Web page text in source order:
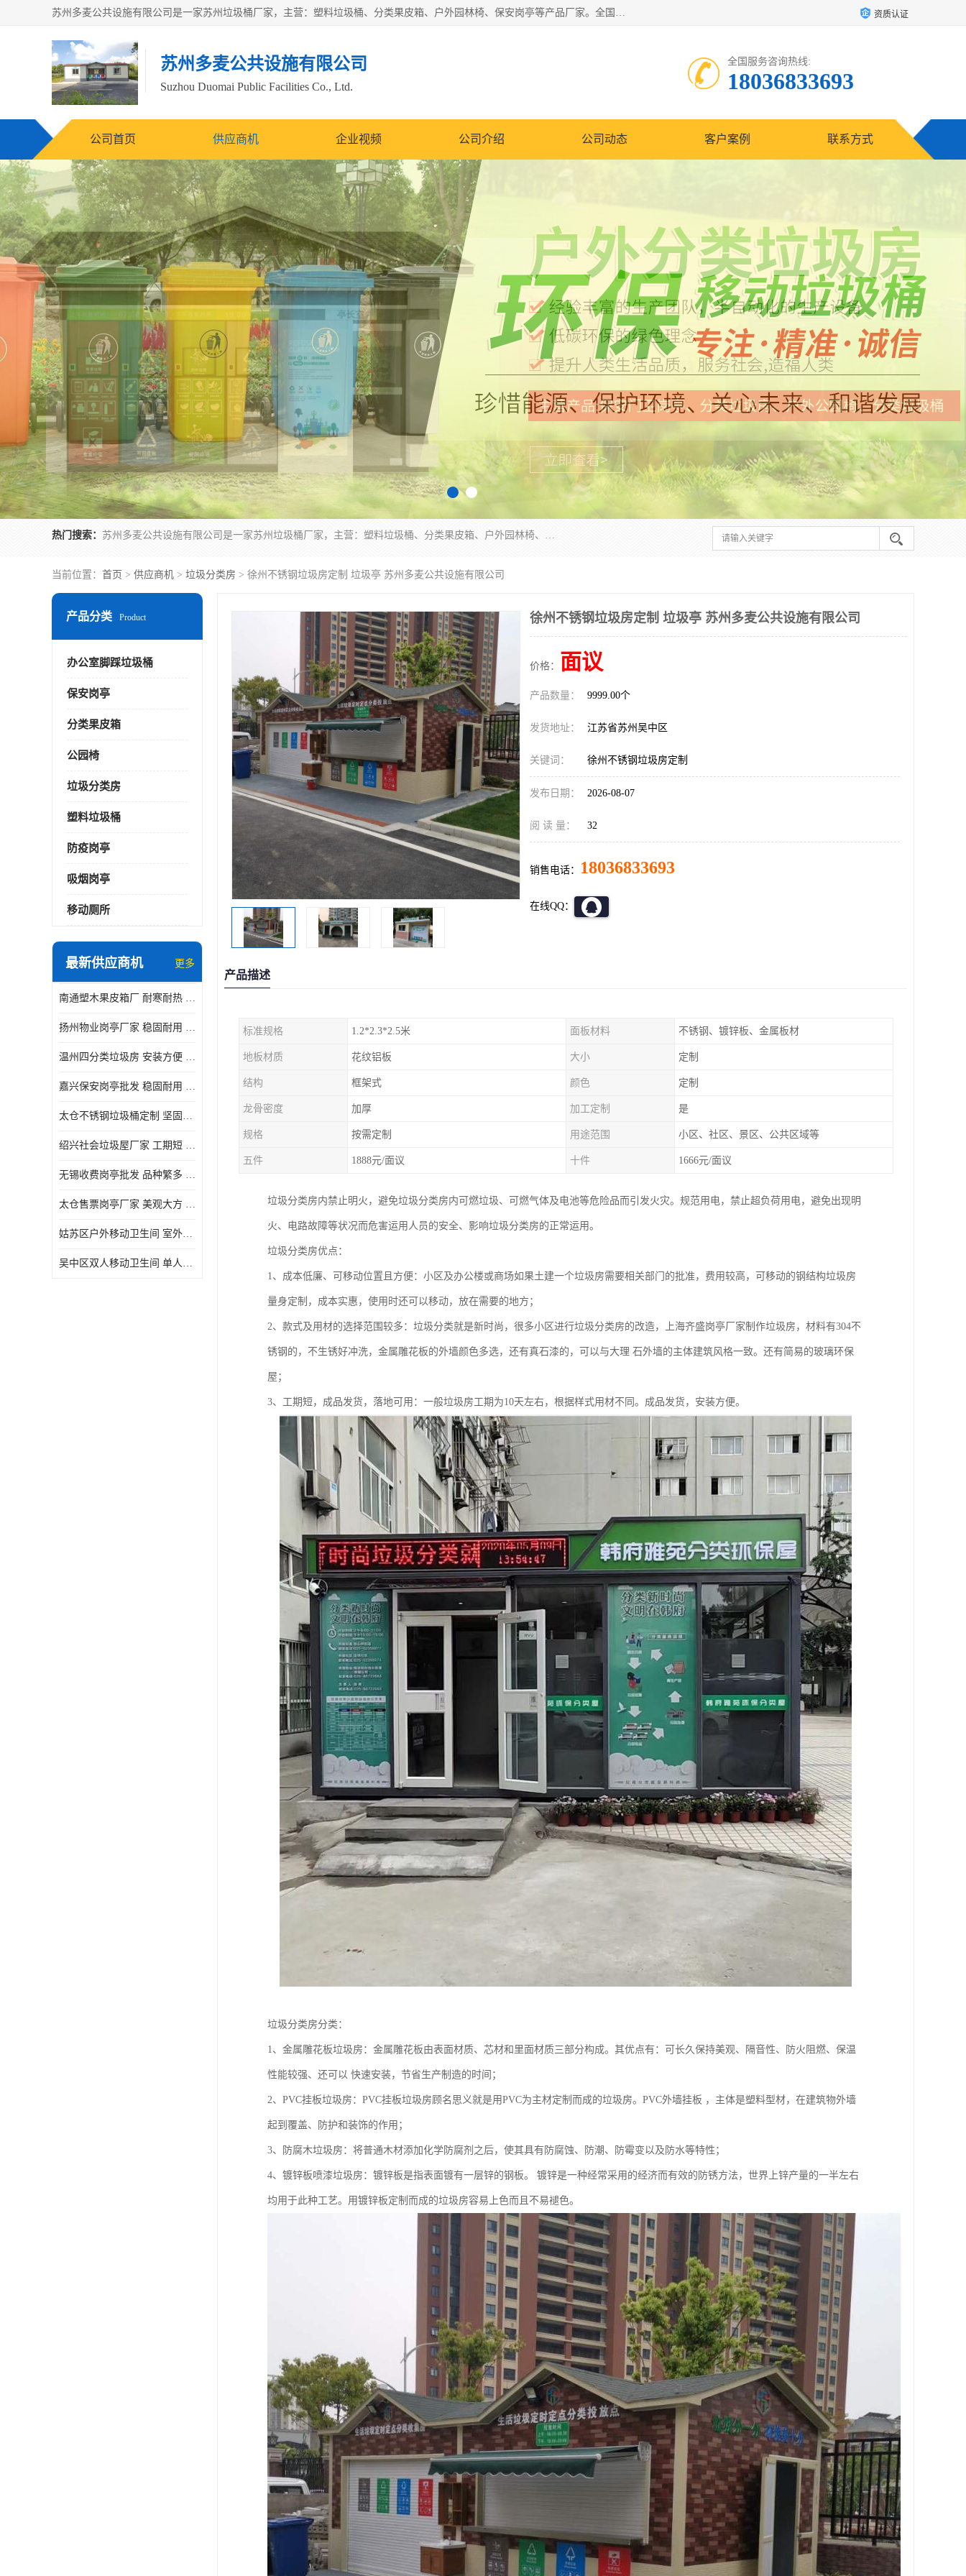
苏州多麦公共设施有限公司是一家苏州垃圾桶厂家，主营：塑料垃圾桶、分类果皮箱、户外园林椅、保安岗亭等产品厂家。全国统一热线电话：17105580222。公司组建完善的团队。设计人员，能根据客户要求，提供适合的设计方案，来满足客户的需求。 资质认证
苏州多麦公共设施有限公司
Suzhou Duomai Public Facilities Co., Ltd.
全国服务咨询热线:
18036833693
公司首页 供应商机 企业视频 公司介绍 公司动态 客户案例 联系方式
热门搜索： 苏州多麦公共设施有限公司是一家苏州垃圾桶厂家，主营：塑料垃圾桶、分类果皮箱、户外园林椅、保安岗亭等产品厂家。全国统一热线电话：17105580222。公司组建完善的团队。设计人员，能根据客户要求，提供适合的设计方案，来满足客户的需求。
当前位置： 首页 > 供应商机 > 垃圾分类房 > 徐州不锈钢垃圾房定制 垃圾亭 苏州多麦公共设施有限公司
产品分类 Product
办公室脚踩垃圾桶
保安岗亭
分类果皮箱
公园椅
垃圾分类房
塑料垃圾桶
防疫岗亭
吸烟岗亭
移动厕所
最新供应商机 更多
南通塑木果皮箱厂 耐寒耐热 设计美观简洁
扬州物业岗亭厂家 稳固耐用 适用多场合
温州四分类垃圾房 安装方便 可移动位置且方便
嘉兴保安岗亭批发 稳固耐用 使用价值高
太仓不锈钢垃圾桶定制 坚固耐用 绝缘性能好
绍兴社会垃圾屋厂家 工期短 便于居民集中投放
无锡收费岗亭批发 品种繁多 适用多场合
太仓售票岗亭厂家 美观大方 使用寿命长
姑苏区户外移动卫生间 室外临时单人厕所供应厂家
吴中区双人移动卫生间 单人厕所供应厂家
徐州不锈钢垃圾房定制 垃圾亭 苏州多麦公共设施有限公司
价格： 面议
产品数量： 9999.00个
发货地址： 江苏省苏州吴中区
关键词： 徐州不锈钢垃圾房定制
发布日期： 2026-08-07
阅 读 量： 32
销售电话： 18036833693
在线QQ：
产品描述
标准规格 1.2*2.3*2.5米 面板材料 不锈钢、镀锌板、金属板材
地板材质 花纹铝板 大小 定制
结构 框架式 颜色 定制
龙骨密度 加厚 加工定制 是
规格 按需定制 用途范围 小区、社区、景区、公共区域等
五件 1888元/面议 十件 1666元/面议
垃圾分类房内禁止明火，避免垃圾分类房内可燃垃圾、可燃气体及电池等危险品而引发火灾。规范用电，禁止超负荷用电，避免出现明
火、电路故障等状况而危害运用人员的安全、影响垃圾分类房的正常运用。
垃圾分类房优点：
1、成本低廉、可移动位置且方便：小区及办公楼或商场如果土建一个垃圾房需要相关部门的批准，费用较高，可移动的钢结构垃圾房
量身定制，成本实惠，使用时还可以移动，放在需要的地方；
2、款式及用材的选择范围较多：垃圾分类就是新时尚，很多小区进行垃圾分类房的改造，上海齐盛岗亭厂家制作垃圾房，材料有304不
锈钢的，不生锈好冲洗，金属雕花板的外墙颜色多选，还有真石漆的，可以与大理 石外墙的主体建筑风格一致。还有简易的玻璃环保
屋；
3、工期短，成品发货，落地可用：一般垃圾房工期为10天左右，根据样式用材不同。成品发货，安装方便。
垃圾分类房分类：
1、金属雕花板垃圾房：金属雕花板由表面材质、芯材和里面材质三部分构成。其优点有：可长久保持美观、隔音性、防火阻燃、保温
性能较强、还可以 快速安装，节省生产制造的时间；
2、PVC挂板垃圾房：PVC挂板垃圾房顾名思义就是用PVC为主材定制而成的垃圾房。PVC外墙挂板 ，主体是塑料型材，在建筑物外墙
起到覆盖、防护和装饰的作用；
3、防腐木垃圾房：将普通木材添加化学防腐剂之后，使其具有防腐蚀、防潮、防霉变以及防水等特性；
4、镀锌板喷漆垃圾房：镀锌板是指表面镀有一层锌的钢板。 镀锌是一种经常采用的经济而有效的防锈方法，世界上锌产量的一半左右
均用于此种工艺。用镀锌板定制而成的垃圾房容易上色而且不易褪色。